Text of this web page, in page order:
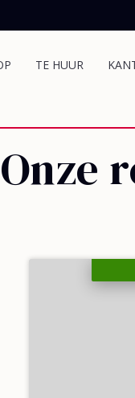
TE HUUR
Onze